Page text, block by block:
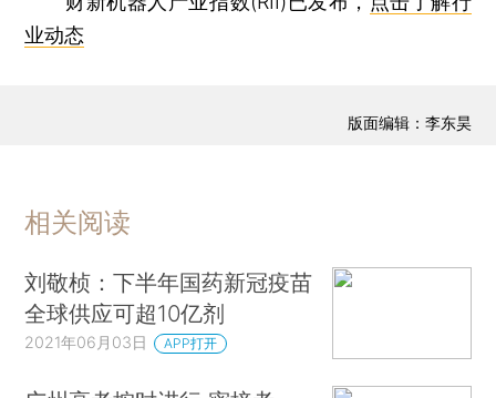
业动态
版面编辑：李东昊
相关阅读
刘敬桢：下半年国药新冠疫苗
全球供应可超10亿剂
2021年06月03日 APP打开